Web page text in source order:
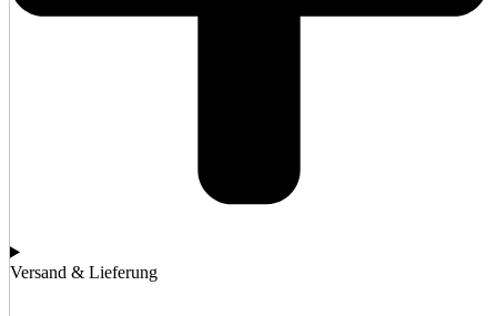
Versand & Lieferung